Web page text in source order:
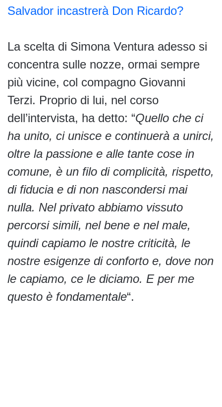
Salvador incastrerà Don Ricardo?
La scelta di Simona Ventura adesso si
concentra sulle nozze, ormai sempre
più vicine, col compagno Giovanni
Terzi. Proprio di lui, nel corso
dell’intervista, ha detto: “Quello che ci
ha unito, ci unisce e continuerà a unirci,
oltre la passione e alle tante cose in
comune, è un filo di complicità, rispetto,
di fiducia e di non nascondersi mai
nulla. Nel privato abbiamo vissuto
percorsi simili, nel bene e nel male,
quindi capiamo le nostre criticità, le
nostre esigenze di conforto e, dove non
le capiamo, ce le diciamo. E per me
questo è fondamentale“.